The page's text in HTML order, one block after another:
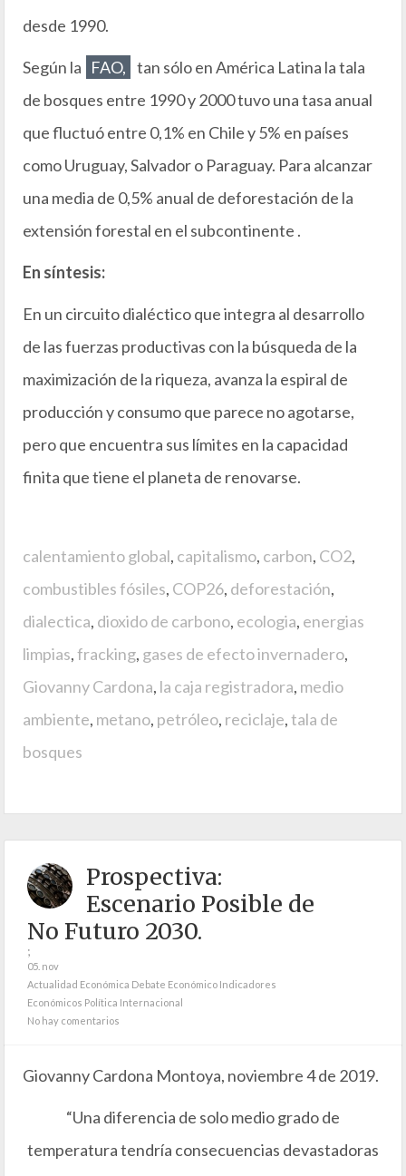
desde 1990.
Según la FAO, tan sólo en América Latina la tala
de bosques entre 1990 y 2000 tuvo una tasa anual
que fluctuó entre 0,1% en Chile y 5% en países
como Uruguay, Salvador o Paraguay. Para alcanzar
una media de 0,5% anual de deforestación de la
extensión forestal en el subcontinente .
En síntesis:
En un circuito dialéctico que integra al desarrollo
de las fuerzas productivas con la búsqueda de la
maximización de la riqueza, avanza la espiral de
producción y consumo que parece no agotarse,
pero que encuentra sus límites en la capacidad
finita que tiene el planeta de renovarse.
calentamiento global, capitalismo, carbon, CO2,
combustibles fósiles, COP26, deforestación,
dialectica, dioxido de carbono, ecologia, energias
limpias,fracking, gases de efecto invernadero,
Giovanny Cardona, la caja registradora, medio
ambiente, metano, petróleo, reciclaje,tala de
bosques
Prospectiva:
Escenario Posible de
No Futuro 2030.
;
05. nov
Actualidad Económica Debate Económico Indicadores
Económicos Política Internacional
No hay comentarios
Giovanny Cardona Montoya, noviembre 4 de 2019.
“Una diferencia de solo medio grado de
temperatura tendría consecuencias devastadoras